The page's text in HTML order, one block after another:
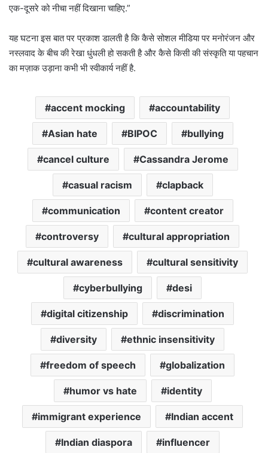
एक-दूसरे को नीचा नहीं दिखाना चाहिए.”
यह घटना इस बात पर प्रकाश डालती है कि कैसे सोशल मीडिया पर मनोरंजन और
नस्लवाद के बीच की रेखा धुंधली हो सकती है और कैसे किसी की संस्कृति या पहचान
का मज़ाक उड़ाना कभी भी स्वीकार्य नहीं है.
accent mocking accountability
Asian hate BIPOC bullying
cancel culture Cassandra Jerome
casual racism clapback
communication content creator
controversy cultural appropriation
cultural awareness cultural sensitivity
cyberbullying desi
digital citizenship discrimination
diversity ethnic insensitivity
freedom of speech globalization
humor vs hate identity
immigrant experience Indian accent
Indian diaspora influencer